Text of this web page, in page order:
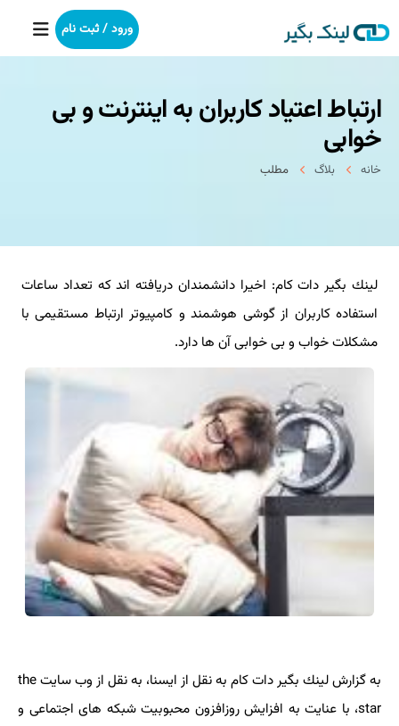
خانه
بکلینک
خدمات ما
درباره ما
آموزش
ورود / ثبت نام
ارتباط اعتیاد كاربران به اینترنت و بی
خوابی
خانه بلاگ مطلب
لینك بگیر دات كام: اخیرا دانشمندان دریافته اند كه تعداد ساعات
استفاده كاربران از گوشی هوشمند و كامپیوتر ارتباط مستقیمی با
مشكلات خواب و بی خوابی آن ها دارد.
به گزارش لینك بگیر دات كام به نقل از ایسنا، به نقل از وب سایت the
star، با عنایت به افزایش روزافزون محبوبیت شبكه های اجتماعی و